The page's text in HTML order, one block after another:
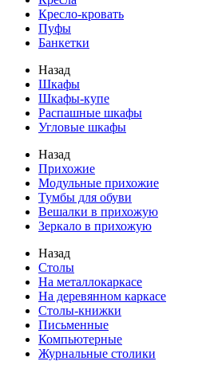
Кресло-кровать
Пуфы
Банкетки
Назад
Шкафы
Шкафы-купе
Распашные шкафы
Угловые шкафы
Назад
Прихожие
Модульные прихожие
Тумбы для обуви
Вешалки в прихожую
Зеркало в прихожую
Назад
Столы
На металлокаркасе
На деревянном каркасе
Столы-книжки
Письменные
Компьютерные
Журнальные столики